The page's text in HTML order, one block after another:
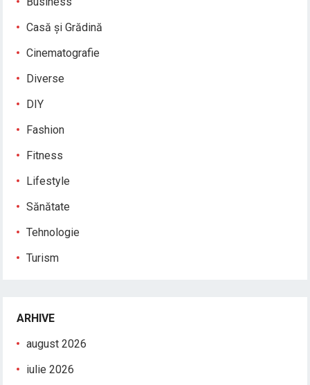
Casă și Grădină
Cinematografie
Diverse
DIY
Fashion
Fitness
Lifestyle
Sănătate
Tehnologie
Turism
ARHIVE
august 2026
iulie 2026